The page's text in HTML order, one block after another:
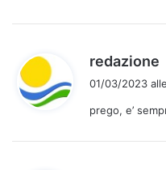
redazione
e
01/03/2023
prego, e’